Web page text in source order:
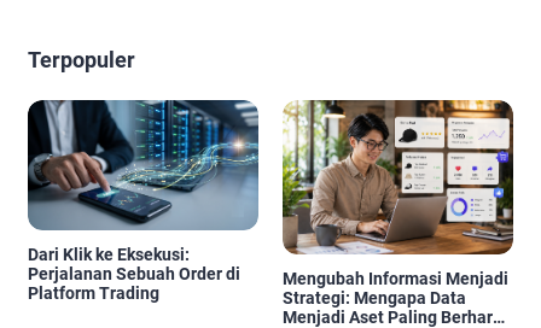
Terpopuler
Dari Klik ke Eksekusi:
Perjalanan Sebuah Order di
Platform Trading
Mengubah Informasi Menjadi
Strategi: Mengapa Data
Menjadi Aset Paling Berharga